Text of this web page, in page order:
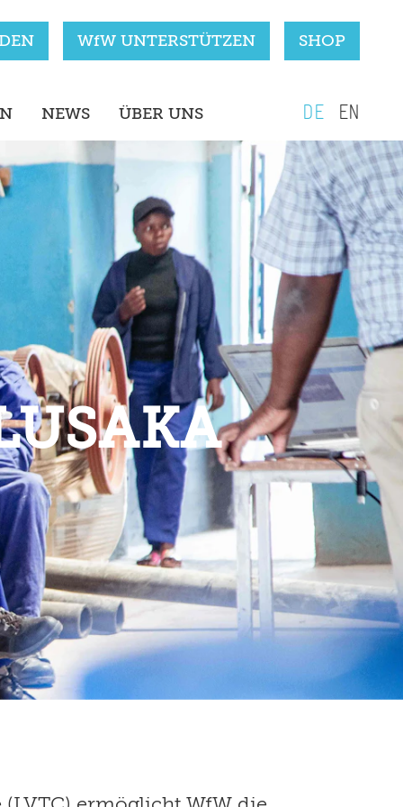
WfW UNTERSTÜTZEN SHOP
NEWS ÜBER UNS DE EN